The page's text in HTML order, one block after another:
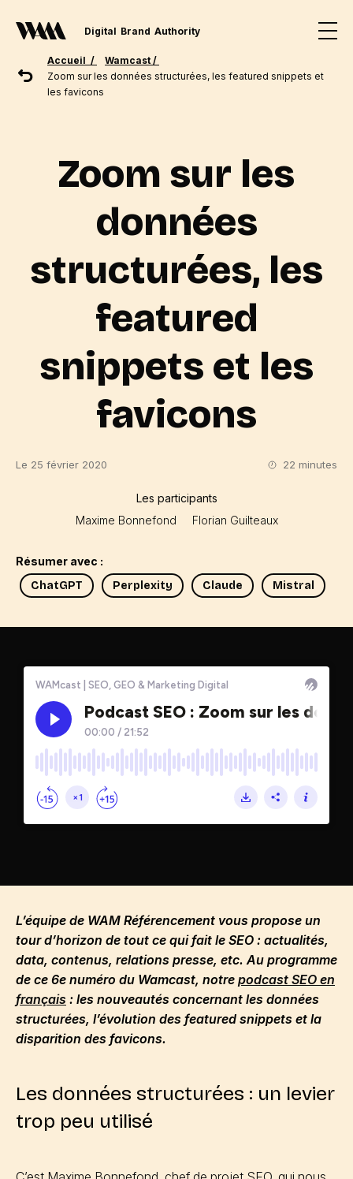
Digital Brand Authority
Accueil /
Wamcast /
Zoom sur les données structurées, les featured snippets et
les favicons
Zoom sur les
données
structurées, les
featured
snippets et les
favicons
Le 25 février 2020 22 minutes
Les participants
Maxime Bonnefond
Florian Guilteaux
Résumer avec :
ChatGPT
Perplexity Claude Mistral
L’équipe de WAM Référencement vous propose un
tour d’horizon de tout ce qui fait le SEO : actualités,
data, contenus, relations presse, etc. Au programme
de ce 6e numéro du Wamcast, notre podcast SEO en
français : les nouveautés concernant les données
structurées, l’évolution des featured snippets et la
disparition des favicons.
Les données structurées : un levier
trop peu utilisé